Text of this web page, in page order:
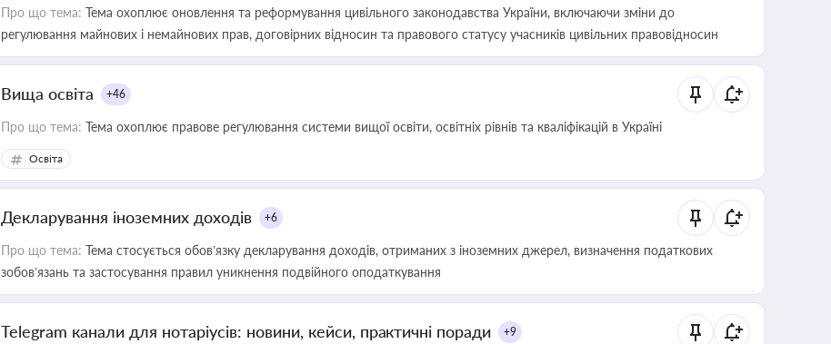
Про що тема: Тема охоплює оновлення та реформування цивільного законодавства України, включаючи зміни до
регулювання майнових і немайнових прав, договірних відносин та правового статусу учасників цивільних правовідносин
Вища освіта +46
Про що тема: Тема охоплює правове регулювання системи вищої освіти, освітніх рівнів та кваліфікацій в Україні
Освіта
Декларування іноземних доходів +6
Про що тема: Тема стосується обов’язку декларування доходів, отриманих з іноземних джерел, визначення податкових
зобов’язань та застосування правил уникнення подвійного оподаткування
Telegram канали для нотаріусів: новини, кейси, практичні поради +9